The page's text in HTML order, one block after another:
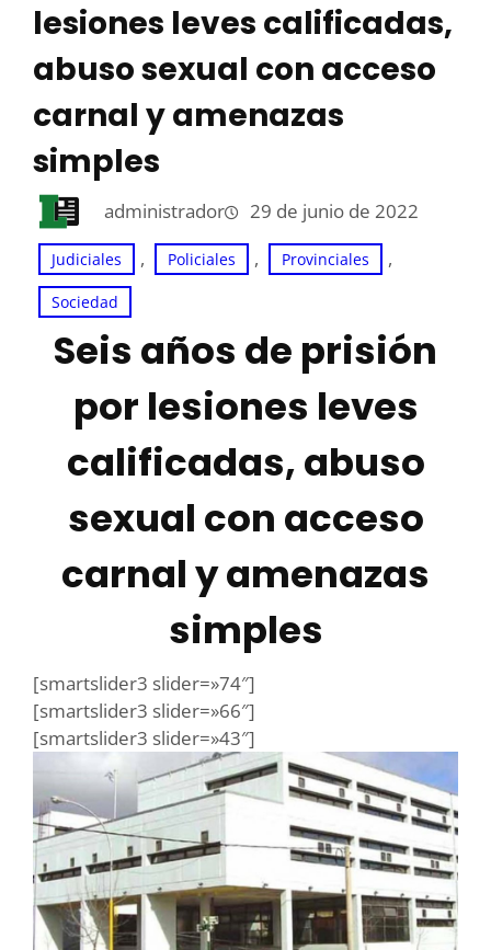
lesiones leves calificadas,
abuso sexual con acceso
carnal y amenazas
simples
administrador 29 de junio de 2022
Judiciales , Policiales , Provinciales ,
Sociedad
Seis años de prisión
por lesiones leves
calificadas, abuso
sexual con acceso
carnal y amenazas
simples
[smartslider3 slider=»74″]
[smartslider3 slider=»66″]
[smartslider3 slider=»43″]